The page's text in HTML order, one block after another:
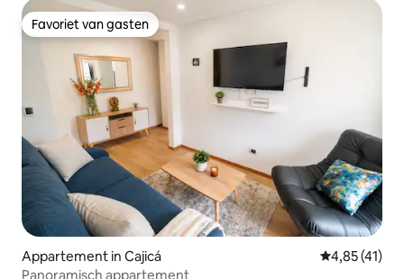
Favoriet van gasten
Favoriet van gasten
Appartement in Cajicá Gemiddelde
4,85 (41)
Panoramisch appartement